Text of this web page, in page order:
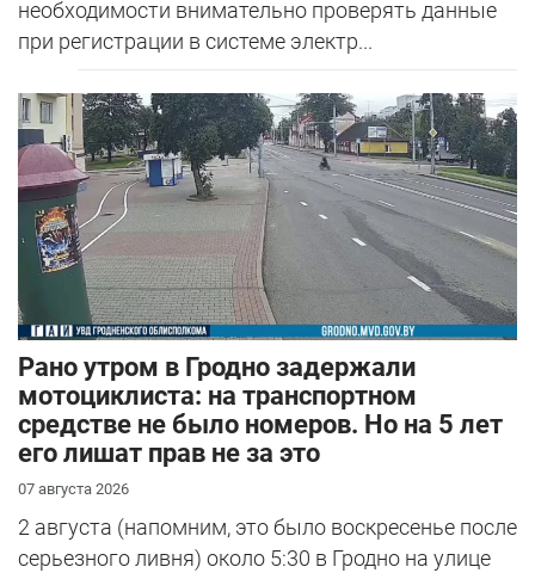
необходимости внимательно проверять данные
при регистрации в системе электр...
Рано утром в Гродно задержали
мотоциклиста: на транспортном
средстве не было номеров. Но на 5 лет
его лишат прав не за это
07 августа 2026
2 августа (напомним, это было воскресенье после
серьезного ливня) около 5:30 в Гродно на улице